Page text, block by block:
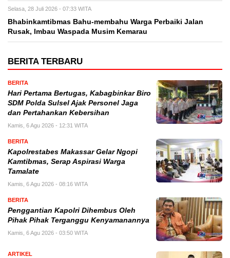
Selasa, 28 Juli 2026 - 07:33 WITA
Bhabinkamtibmas Bahu-membahu Warga Perbaiki Jalan
Rusak, Imbau Waspada Musim Kemarau
BERITA TERBARU
BERITA
Hari Pertama Bertugas, Kabagbinkar Biro
SDM Polda Sulsel Ajak Personel Jaga
dan Pertahankan Kebersihan
Kamis, 6 Agu 2026 - 12:31 WITA
BERITA
Kapolrestabes Makassar Gelar Ngopi
Kamtibmas, Serap Aspirasi Warga
Tamalate
Kamis, 6 Agu 2026 - 08:16 WITA
BERITA
Penggantian Kapolri Dihembus Oleh
Pihak Pihak Terganggu Kenyamanannya
Kamis, 6 Agu 2026 - 03:50 WITA
ARTIKEL